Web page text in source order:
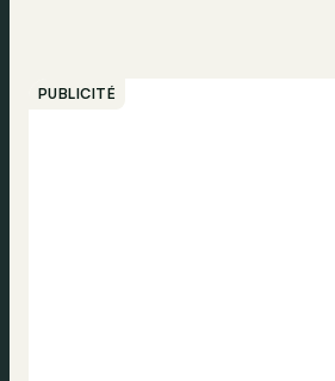
PUBLICITÉ